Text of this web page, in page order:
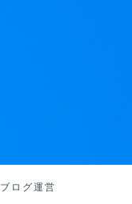
ブログ運営